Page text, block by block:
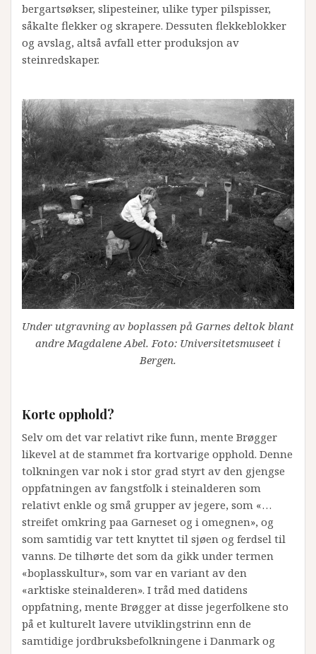
bergartsøkser, slipesteiner, ulike typer pilspisser,
såkalte flekker og skrapere. Dessuten flekkeblokker
og avslag, altså avfall etter produksjon av
steinredskaper.
Under utgravning av boplassen på Garnes deltok blant
andre Magdalene Abel. Foto: Universitetsmuseet i
Bergen.
Korte opphold?
Selv om det var relativt rike funn, mente Brøgger
likevel at de stammet fra kortvarige opphold. Denne
tolkningen var nok i stor grad styrt av den gjengse
oppfatningen av fangstfolk i steinalderen som
relativt enkle og små grupper av jegere, som «…
streifet omkring paa Garneset og i omegnen», og
som samtidig var tett knyttet til sjøen og ferdsel til
vanns. De tilhørte det som da gikk under termen
«boplasskultur», som var en variant av den
«arktiske steinalderen». I tråd med datidens
oppfatning, mente Brøgger at disse jegerfolkene sto
på et kulturelt lavere utviklingstrinn enn de
samtidige jordbruksbefolkningene i Danmark og